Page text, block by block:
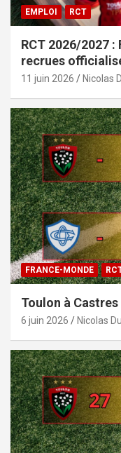
EMPLOI RCT
RCT 2026/2027
recrues
11 juin 2026 Nicolas
FRANCE-MONDE
Toulon à
6 juin 2026 Nicolas